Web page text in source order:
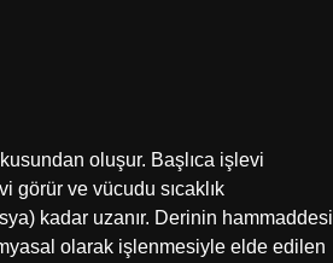
oluşur. Başlıca işlevi
görür ve vücudu sıcaklık
kadar uzanır. Derinin hammaddesi
olarak işlenmesiyle elde edilen